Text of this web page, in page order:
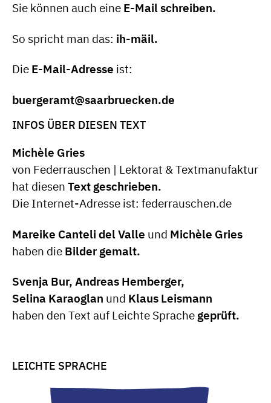
Sie können auch eine E-Mail schreiben.
So spricht man das: ih-mäil.
Die E-Mail-Adresse ist:
buergeramt@saarbruecken.de
INFOS ÜBER DIESEN TEXT
Michèle Gries
von Federrauschen | Lektorat & Textmanufaktur
hat diesen Text geschrieben.
Die Internet-Adresse ist: federrauschen.de
Mareike Canteli del Valle und Michèle Gries
haben die Bilder gemalt.
Svenja Bur, Andreas Hemberger,
Selina Karaoglan und Klaus Leismann
haben den Text auf Leichte Sprache geprüft.
LEICHTE SPRACHE